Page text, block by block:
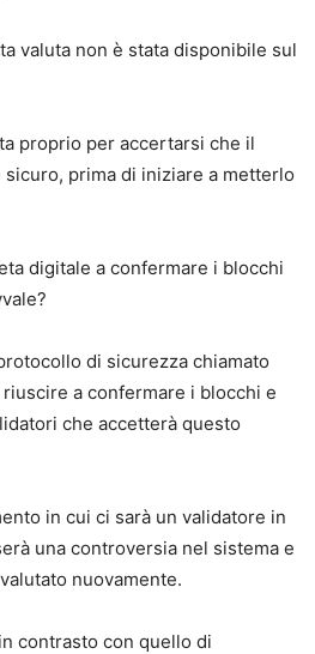
valuta non è stata disponibile sul
proprio per accertarsi che il
prima di iniziare a metterlo
digitale a confermare i blocchi
di sicurezza chiamato
a confermare i blocchi e
che accetterà questo
in cui ci sarà un validatore in
una controversia nel sistema e
nuovamente.
contrasto con quello di